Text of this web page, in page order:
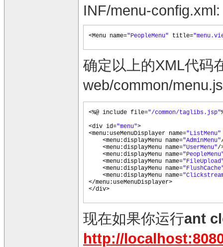
INF/menu-config.xml:
<Menu name="PeopleMenu" title=
确定以上的XML代码
web/common/
<%@ include file="/common/taglibs.jsp"
<div id="menu">
<menu:useMenuDisplayer name=
<menu:displayMenu name="AdminMenu"
<menu:displayMenu name="UserMenu"/
<menu:displayMenu name=
<menu:displayMenu name=
<menu:displayMenu name=
<menu:displayMenu name=
</menu:useMenuDisplayer>
</div>
现在如果你运行ant
http://